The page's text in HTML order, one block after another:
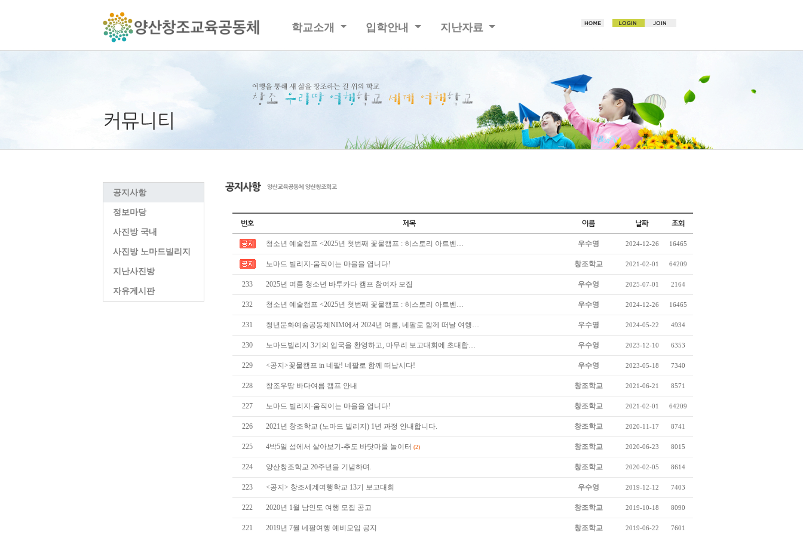
학교소개 입학안내 지난자료
공지사항
정보마당
사진방 국내
사진방 노마드빌리지
지난사진방
자유게시판
청소년 예술캠프 <2025년 첫번째 꽃물캠프 : 히스토리 아트벤… 우수영 2024-12-26 16465
노마드 빌리지-움직이는 마을을 엽니다! 창조학교 2021-02-01 64209
233 2025년 여름 청소년 바투카다 캠프 참여자 모집 우수영 2025-07-01 2164
232 청소년 예술캠프 <2025년 첫번째 꽃물캠프 : 히스토리 아트벤… 우수영 2024-12-26 16465
231 청년문화예술공동체NIM에서 2024년 여름, 네팔로 함께 떠날 여행… 우수영 2024-05-22 4934
230 노마드빌리지 3기의 입국을 환영하고, 마무리 보고대회에 초대합… 우수영 2023-12-10 6353
229 <공지>꽃물캠프 in 네팔! 네팔로 함께 떠납시다! 우수영 2023-05-18 7340
228 창조우땅 바다여름 캠프 안내 창조학교 2021-06-21 8571
227 노마드 빌리지-움직이는 마을을 엽니다! 창조학교 2021-02-01 64209
226 2021년 창조학교 (노마드 빌리지) 1년 과정 안내합니다. 창조학교 2020-11-17 8741
225 4박5일 섬에서 살아보기-추도 바닷마을 놀이터 (2) 창조학교 2020-06-23 8015
224 양산창조학교 20주년을 기념하며. 창조학교 2020-02-05 8614
223 <공지> 창조세계여행학교 13기 보고대회 우수영 2019-12-12 7403
222 2020년 1월 남인도 여행 모집 공고 창조학교 2019-10-18 8090
221 2019년 7월 네팔여행 예비모임 공지 창조학교 2019-06-22 7601